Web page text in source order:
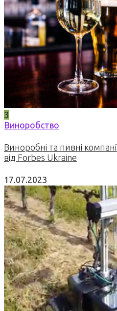
3
Виноробство
Виноробні та пивні
від Forbes Ukraine
17.07.2023